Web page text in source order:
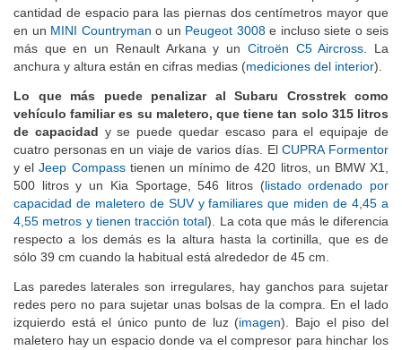
En las plazas traseras es un modelo más bien amplio. Hay una
cantidad de espacio para las piernas dos centímetros mayor que
en unMINI Countrymano unPeugeot 3008e incluso siete o seis
más que en un Renault Arkana y unCitroën C5 Aircross. La
Lo que más puede penalizar al Subaru Crosstrek como
vehículo familiar es su maletero, que tiene tan solo 315 litros
de capacidady se puede quedar escaso para el equipaje de
cuatro personas en un viaje de varios días. ElCUPRA Formentor
y el Jeep Compasstienen un mínimo de 420 litros, un BMW X1,
500 litros y un Kia Sportage, 546 litros ( listado ordenado por
capacidad de maletero de SUV y familiares que miden de 4,45 a
4,55 metros y tienen tracción total). La cota que más le diferencia
respecto a los demás es la altura hasta la cortinilla, que es de
Las paredes laterales son irregulares, hay ganchos para sujetar
redes pero no para sujetar unas bolsas de la compra. En el lado
izquierdo está el único punto de luz (imagen). Bajo el piso del